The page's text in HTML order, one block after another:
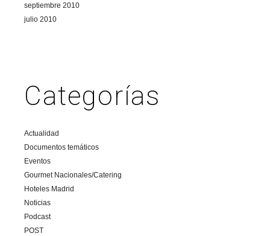
septiembre 2010
julio 2010
Categorías
Actualidad
Documentos temáticos
Eventos
Gourmet Nacionales/Catering
Hoteles Madrid
Noticias
Podcast
POST